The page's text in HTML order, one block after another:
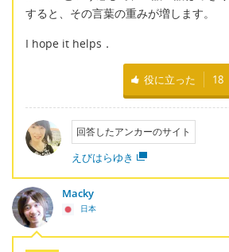
すると、その言葉の重みが増します。
I hope it helps．
役に立った 18
回答したアンカーのサイト
えびはらゆき
Macky
日本